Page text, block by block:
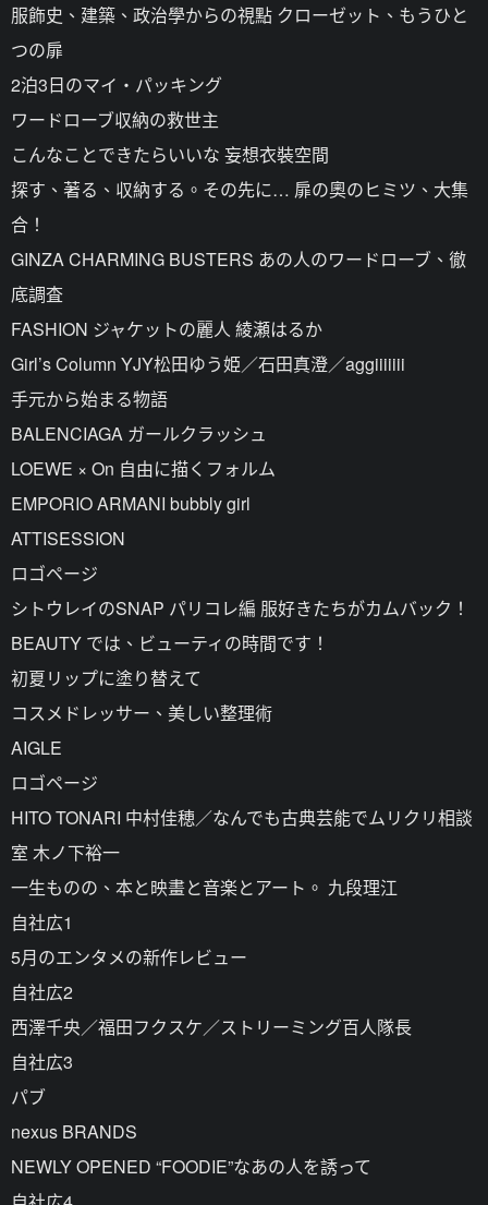
服飾史、建築、政治學からの視點 クローゼット、もうひと
つの扉
2泊3日のマイ・パッキング
ワードローブ収納の救世主
こんなことできたらいいな 妄想衣裝空間
探す、著る、収納する。その先に… 扉の奧のヒミツ、大集
合！
GINZA CHARMING BUSTERS あの人のワードローブ、徹
底調査
FASHION ジャケットの麗人 綾瀬はるか
Girl’s Column YJY松田ゆう姫／石田真澄／aggiiiiiii
手元から始まる物語
BALENCIAGA ガールクラッシュ
LOEWE × On 自由に描くフォルム
EMPORIO ARMANI bubbly girl
ATTISESSION
ロゴページ
シトウレイのSNAP パリコレ編 服好きたちがカムバック！
BEAUTY では、ビューティの時間です！
初夏リップに塗り替えて
コスメドレッサー、美しい整理術
AIGLE
ロゴページ
HITO TONARI 中村佳穂／なんでも古典芸能でムリクリ相談
室 木ノ下裕一
一生ものの、本と映畫と音楽とアート。 九段理江
自社広1
5月のエンタメの新作レビュー
自社広2
西澤千央／福田フクスケ／ストリーミング百人隊長
自社広3
パブ
nexus BRANDS
NEWLY OPENED “FOODIE”なあの人を誘って